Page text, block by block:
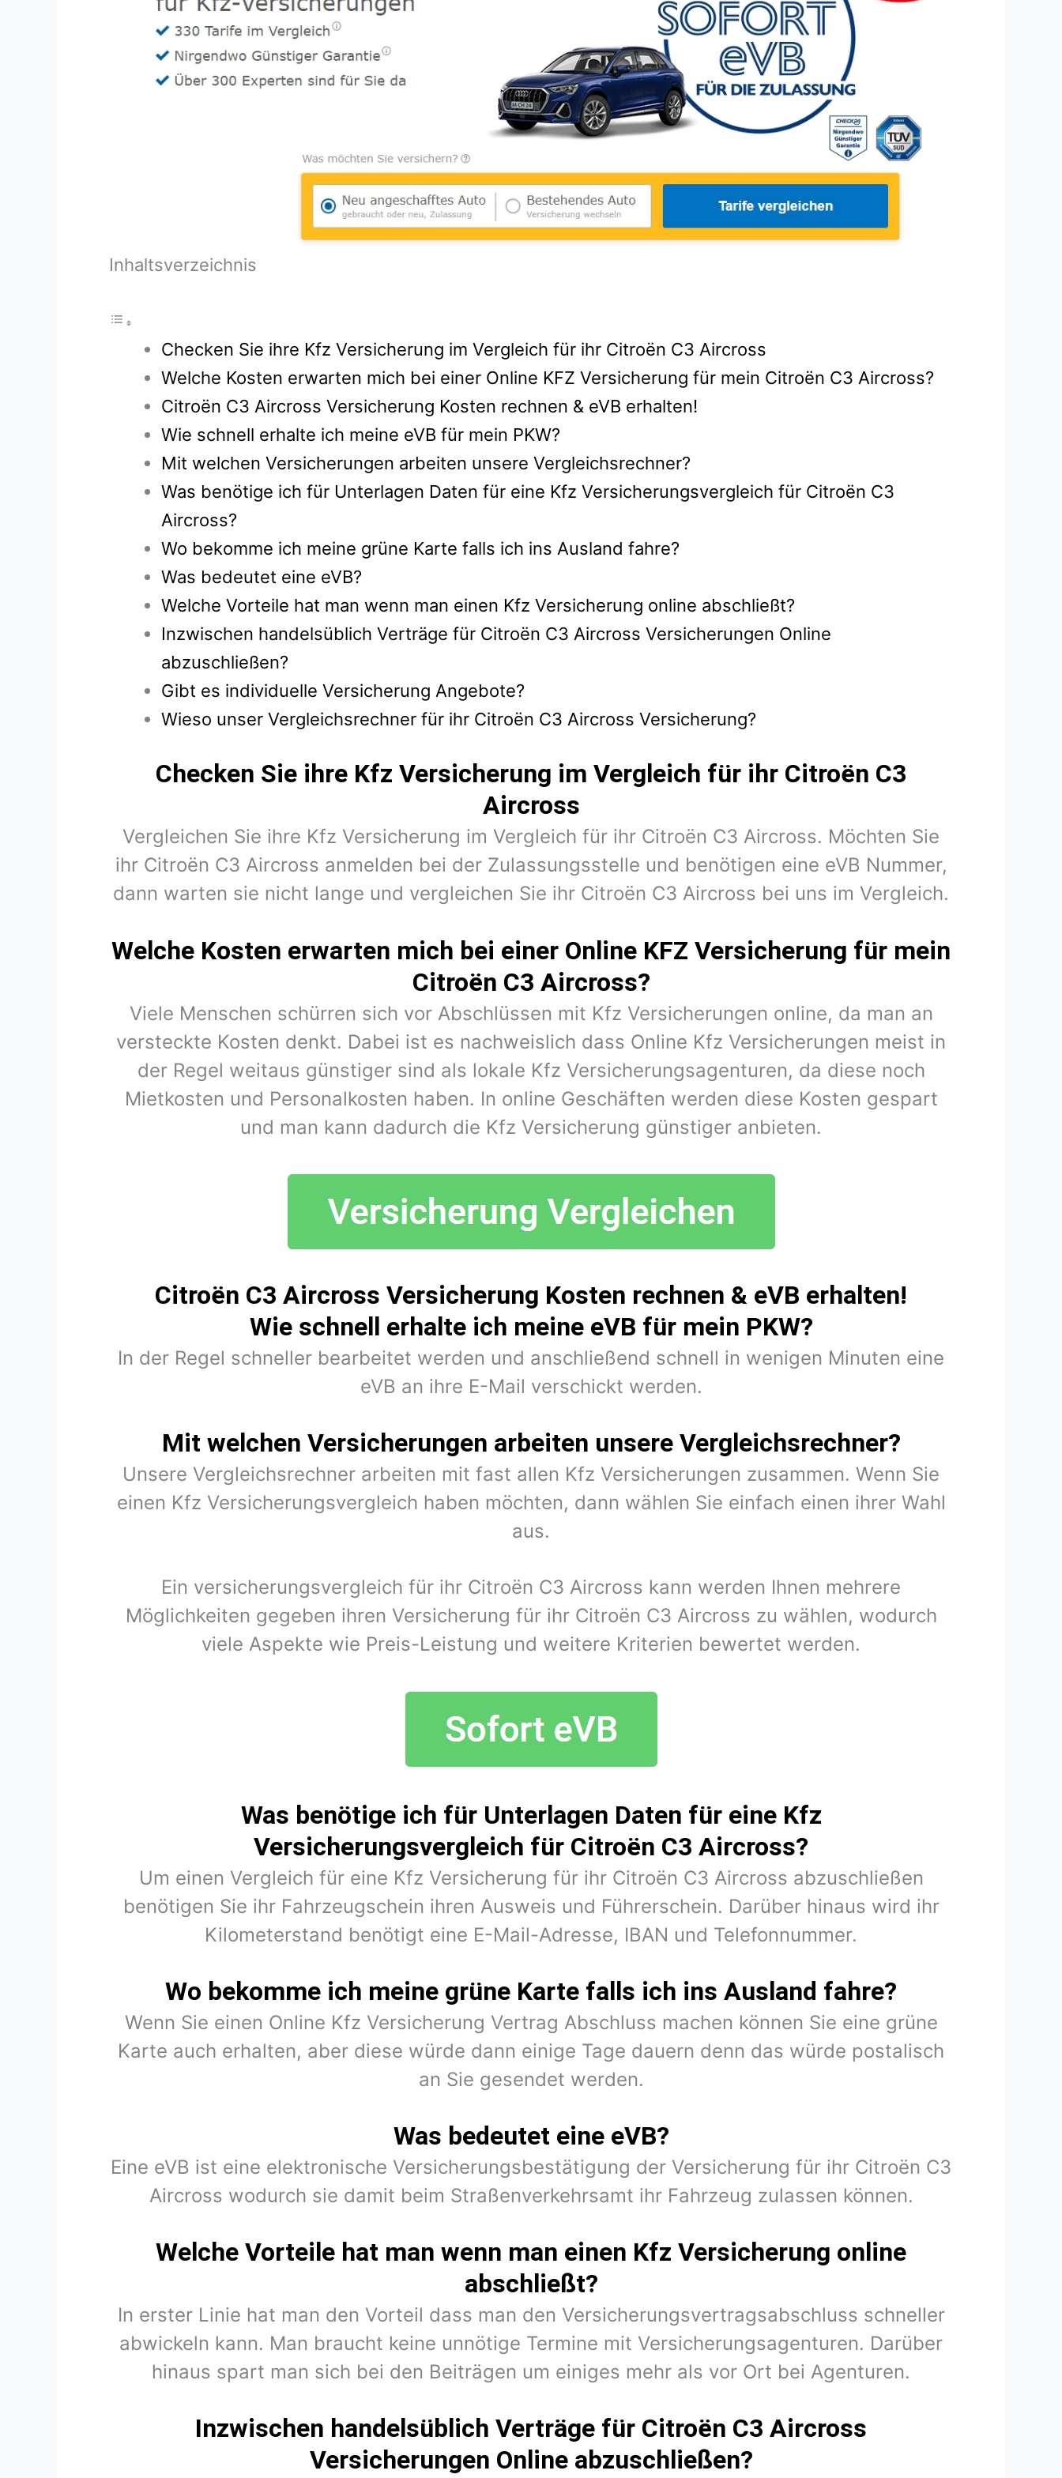
Inhaltsverzeichnis
Checken Sie ihre Kfz Versicherung im Vergleich für ihr Citroën C3 Aircross
Welche Kosten erwarten mich bei einer Online KFZ Versicherung für mein Citroën C3 Aircross?
Citroën C3 Aircross Versicherung Kosten rechnen & eVB erhalten!
Wie schnell erhalte ich meine eVB für mein PKW?
Mit welchen Versicherungen arbeiten unsere Vergleichsrechner?
Was benötige ich für Unterlagen Daten für eine Kfz Versicherungsvergleich für Citroën C3
Aircross?
Wo bekomme ich meine grüne Karte falls ich ins Ausland fahre?
Was bedeutet eine eVB?
Welche Vorteile hat man wenn man einen Kfz Versicherung online abschließt?
Inzwischen handelsüblich Verträge für Citroën C3 Aircross Versicherungen Online
abzuschließen?
Gibt es individuelle Versicherung Angebote?
Wieso unser Vergleichsrechner für ihr Citroën C3 Aircross Versicherung?
Checken Sie ihre Kfz Versicherung im Vergleich für ihr Citroën C3
Aircross
Vergleichen Sie ihre Kfz Versicherung im Vergleich für ihr Citroën C3 Aircross. Möchten Sie
ihr Citroën C3 Aircross anmelden bei der Zulassungsstelle und benötigen eine eVB Nummer,
dann warten sie nicht lange und vergleichen Sie ihr Citroën C3 Aircross bei uns im Vergleich.
Welche Kosten erwarten mich bei einer Online KFZ Versicherung für mein
Citroën C3 Aircross?
Viele Menschen schürren sich vor Abschlüssen mit Kfz Versicherungen online, da man an
versteckte Kosten denkt. Dabei ist es nachweislich dass Online Kfz Versicherungen meist in
der Regel weitaus günstiger sind als lokale Kfz Versicherungsagenturen, da diese noch
Mietkosten und Personalkosten haben. In online Geschäften werden diese Kosten gespart
und man kann dadurch die Kfz Versicherung günstiger anbieten.
Citroën C3 Aircross Versicherung Kosten rechnen & eVB erhalten!
Wie schnell erhalte ich meine eVB für mein PKW?
In der Regel schneller bearbeitet werden und anschließend schnell in wenigen Minuten eine
eVB an ihre E-Mail verschickt werden.
Mit welchen Versicherungen arbeiten unsere Vergleichsrechner?
Unsere Vergleichsrechner arbeiten mit fast allen Kfz Versicherungen zusammen. Wenn Sie
einen Kfz Versicherungsvergleich haben möchten, dann wählen Sie einfach einen ihrer Wahl
aus.
Ein versicherungsvergleich für ihr Citroën C3 Aircross kann werden Ihnen mehrere
Möglichkeiten gegeben ihren Versicherung für ihr Citroën C3 Aircross zu wählen, wodurch
viele Aspekte wie Preis-Leistung und weitere Kriterien bewertet werden.
Was benötige ich für Unterlagen Daten für eine Kfz
Versicherungsvergleich für Citroën C3 Aircross?
Um einen Vergleich für eine Kfz Versicherung für ihr Citroën C3 Aircross abzuschließen
benötigen Sie ihr Fahrzeugschein ihren Ausweis und Führerschein. Darüber hinaus wird ihr
Kilometerstand benötigt eine E-Mail-Adresse, IBAN und Telefonnummer.
Wo bekomme ich meine grüne Karte falls ich ins Ausland fahre?
Wenn Sie einen Online Kfz Versicherung Vertrag Abschluss machen können Sie eine grüne
Karte auch erhalten, aber diese würde dann einige Tage dauern denn das würde postalisch
an Sie gesendet werden.
Was bedeutet eine eVB?
Eine eVB ist eine elektronische Versicherungsbestätigung der Versicherung für ihr Citroën C3
Aircross wodurch sie damit beim Straßenverkehrsamt ihr Fahrzeug zulassen können.
Welche Vorteile hat man wenn man einen Kfz Versicherung online
abschließt?
In erster Linie hat man den Vorteil dass man den Versicherungsvertragsabschluss schneller
abwickeln kann. Man braucht keine unnötige Termine mit Versicherungsagenturen. Darüber
hinaus spart man sich bei den Beiträgen um einiges mehr als vor Ort bei Agenturen.
Inzwischen handelsüblich Verträge für Citroën C3 Aircross
Versicherungen Online abzuschließen?